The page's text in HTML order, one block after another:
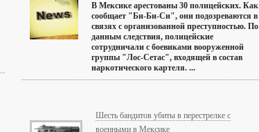
В Мексике арестованы 30 полицейских. Как
сообщает "Би-Би-Си", они подозреваются в
связях с организованной преступностью. По
данным следствия, полицейские
сотрудничали с боевиками вооруженной
группы "Лос-Сетас", входящей в состав
наркотического картеля. ...
Шесть бандитов убиты в перестрелке с
военными в Мексике